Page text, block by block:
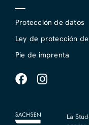
Protección de datos
Ley de protección
Pie de imprenta
La